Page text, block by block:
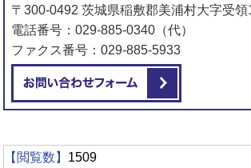
〒300-0492 茨城県稲敷郡美浦村大字受
電話番号：029-885-0340（代）
ファクス番号：029-885-5933
【閲覧数】 1509